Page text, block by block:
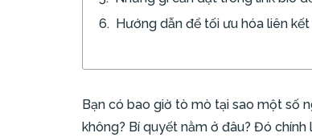
Hướng dẫn để tối ưu hóa liên
Bạn có bao giờ tò mò tại sao một số
không? Bí quyết nằm ở đâu? Đó